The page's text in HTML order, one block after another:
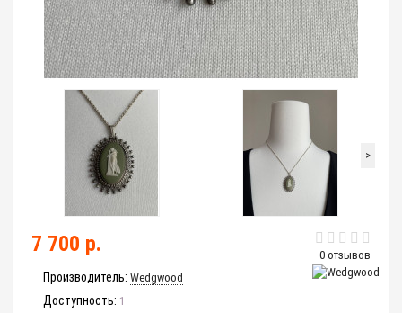
>
0 отзывов
7 700 р.
Производитель: Wedgwood
Доступность: 1